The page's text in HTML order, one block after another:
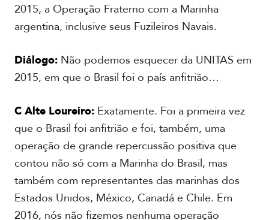
2015, a Operação Fraterno com a Marinha
argentina, inclusive seus Fuzileiros Navais.
Diálogo:Não podemos esquecer da UNITAS em
2015, em que o Brasil foi o país anfitrião…
C Alte Loureiro:Exatamente. Foi a primeira vez
que o Brasil foi anfitrião e foi, também, uma
operação de grande repercussão positiva que
contou não só com a Marinha do Brasil, mas
também com representantes das marinhas dos
Estados Unidos, México, Canadá e Chile. Em
2016, nós não fizemos nenhuma operação